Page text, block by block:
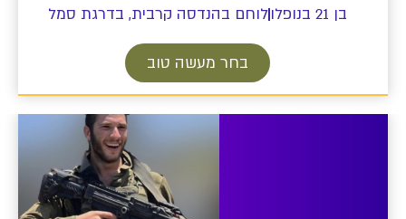
בן 21 בנופלו
לוחם בהנדסה קרבית, בדרגת סמל
בחר מעשה טוב